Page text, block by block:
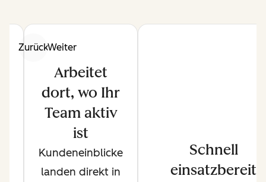
ZurückWeiter
Arbeitet
dort, wo Ihr
Team aktiv
ist
Kundeneinblicke
landen direkt in
Schnell
einsatzbereit